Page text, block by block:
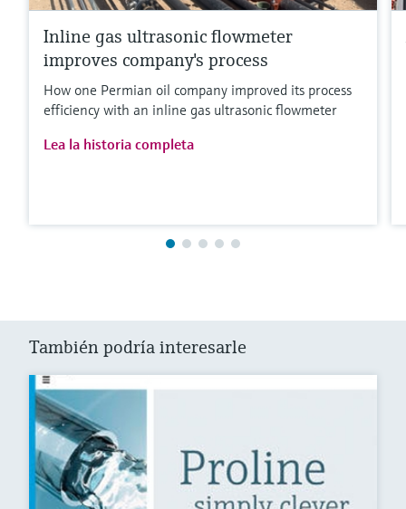
Inline gas ultrasonic flowmeter
improves company's process
How one Permian oil company improved its process
efficiency with an inline gas ultrasonic flowmeter
Lea la historia completa
También podría interesarle